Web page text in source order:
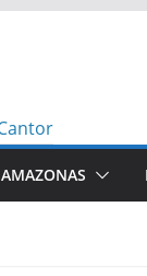
AMAZONAS